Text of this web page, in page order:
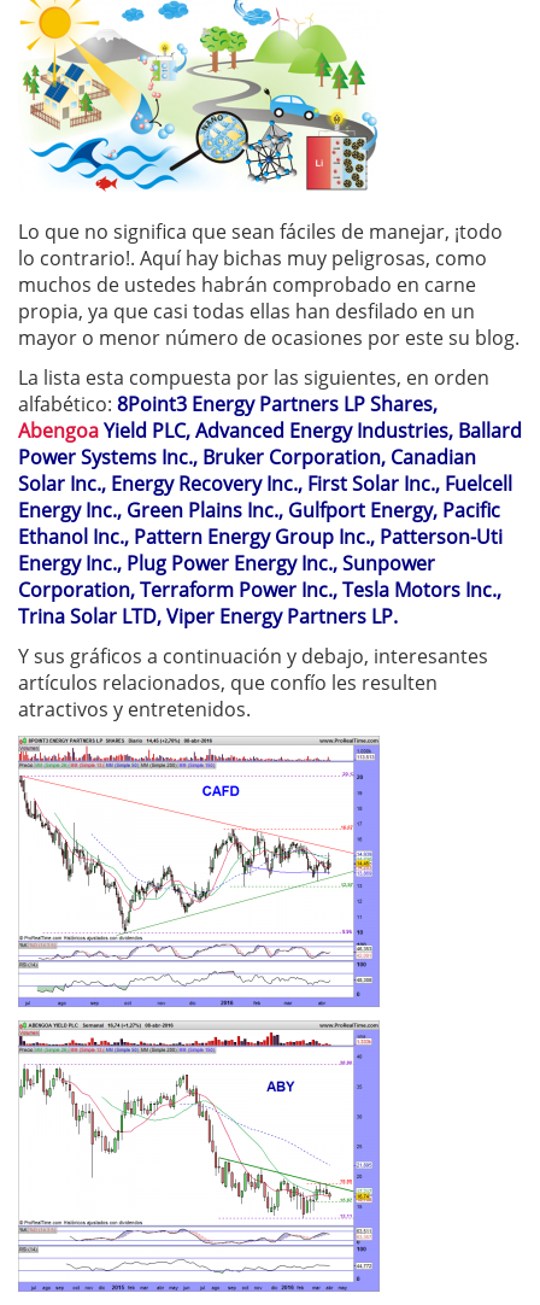
Lo que no significa que sean fáciles de manejar, ¡todo
lo contrario!. Aquí hay bichas muy peligrosas, como
muchos de ustedes habrán comprobado en carne
propia, ya que casi todas ellas han desfilado en un
mayor o menor número de ocasiones por este su blog.
La lista esta compuesta por las siguientes, en orden
alfabético: 8Point3 Energy Partners LP Shares,
AbengoaYield PLC, Advanced Energy Industries, Ballard
Power Systems Inc., Bruker Corporation, Canadian
Solar Inc., Energy Recovery Inc., First Solar Inc., Fuelcell
Energy Inc., Green Plains Inc., Gulfport Energy, Pacific
Ethanol Inc., Pattern Energy Group Inc., Patterson-Uti
Energy Inc., Plug Power Energy Inc., Sunpower
Corporation, Terraform Power Inc., Tesla Motors Inc.,
Trina Solar LTD, Viper Energy Partners LP.
Y sus gráficos a continuación y debajo, interesantes
artículos relacionados, que confío les resulten
atractivos y entretenidos.